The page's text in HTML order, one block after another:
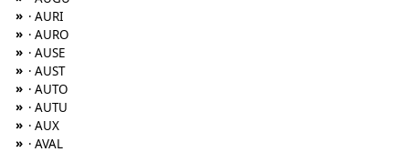
» · AURI
» · AURO
» · AUSE
» · AUST
» · AUTO
» · AUTU
» · AUX
» · AVAL